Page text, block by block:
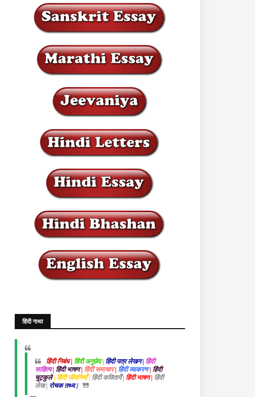
हिंदी गाथा
हिंदी निबंध | हिंदी अनुछेद | हिंदी पत्र लेखन | हिंदी
साहित्य| हिंदी भाषण| हिंदी समाचार| हिंदी व्याकरण| हिंदी
चुट्कुले| हिंदी जीवनियाँ | हिंदी कवितायेँ | हिंदी भाषण | हिंदी
लेख | रोचक तथ्य |